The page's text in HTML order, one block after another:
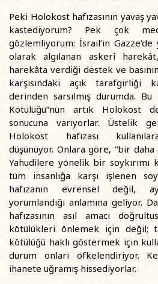
Peki Holokost hafızasının yavaş
kastediyorum? Pek çok
gözlemliyorum: İsrail’in Gazze’de
olarak algılanan askerî
harekâta verdiği destek ve
karşısındaki açık tarafgirliği
derinden sarsılmış durumda. Bu
Kötülüğü”nün artık Holokost
sonucuna varıyorlar. Üstelik
Holokost hafızası
düşünüyor. Onlara göre, “bir daha
Yahudilere yönelik bir soykırımı
tüm insanlığa karşı işlenen
hafızanın evrensel değil,
yorumlandığı anlamına geliyor.
hafızasının asıl amacı
kötülükleri önlemek için değil;
kötülüğü haklı göstermek için
durum onları öfkelendiriyor.
ihanete uğramış hissediyorlar.